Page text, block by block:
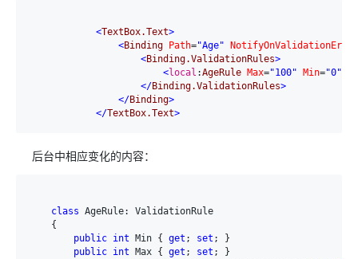
<TextBox.Text>
<Binding Path="Age"
NotifyOnValidationError
<Binding.ValidationRules>
<local :AgeRule Max="100" Min="0"
</Binding.ValidationRules>
</Binding>
</TextBox.Text>
后台中相应变化的内容：
class AgeRule: ValidationRule
    {
public int Min { get ; set ; }
public int Max { get ; set ; }